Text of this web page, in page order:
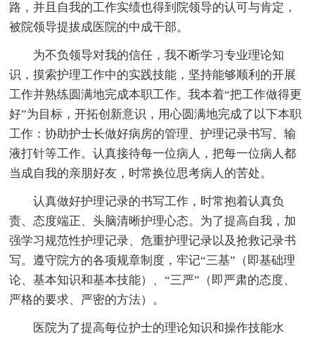
路，并且自我的工作实绩也得到院领导的认可与肯定，
被院领导提拔成医院的中成干部。
为不负领导对我的信任，我不断学习专业理论知
识，摸索护理工作中的实践技能，坚持能够顺利的开展
工作并熟练圆满地完成本职工作。我本着“把工作做得更
好”为目标，开拓创新意识，用心圆满地完成了以下本职
工作：协助护士长做好病房的管理、护理记录书写、输
液打针等工作。认真接待每一位病人，把每一位病人都
当成自我的亲朋好友，时常换位思考病人的苦处。
认真做好护理记录的书写工作，时常抱着认真负
责、态度端正、头脑清晰护理心态。为了提高自我，加
强学习规范性护理记录、危重护理记录以及抢救记录书
写。遵守院方的各项规章制度，牢记“三基”（即基础理
论、基本知识和基本技能）、“三严”（即严肃的态度、
严格的要求、严密的方法）。
医院为了提高每位护士的理论知识和操作技能水